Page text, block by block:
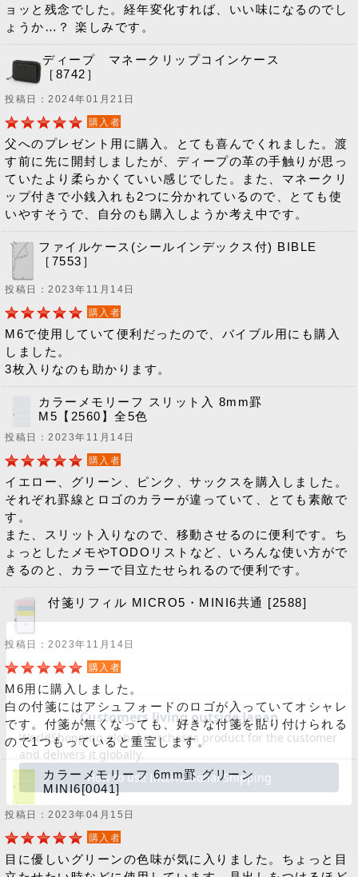
ョッと残念でした。経年変化すれば、いい味になるのでし
ょうか…？ 楽しみです。
ディープ マネークリップコインケース
［8742］
投稿日：2024年01月21日
購入者
父へのプレゼント用に購入。とても喜んでくれました。渡
す前に先に開封しましたが、ディープの革の手触りが思っ
ていたより柔らかくていい感じでした。また、マネークリ
ップ付きで小銭入れも2つに分かれているので、とても使
いやすそうで、自分のも購入しようか考え中です。
ファイルケース(シールインデックス付) BIBLE
［7553］
投稿日：2023年11月14日
購入者
M6で使用していて便利だったので、バイブル用にも購入
しました。
3枚入りなのも助かります。
カラーメモリーフ スリット入 8mm罫
M5【2560】全5色
投稿日：2023年11月14日
購入者
イエロー、グリーン、ピンク、サックスを購入しました。
それぞれ罫線とロゴのカラーが違っていて、とても素敵で
す。
また、スリット入りなので、移動させるのに便利です。ち
ょっとしたメモやTODOリストなど、いろんな使い方がで
きるのと、カラーで目立たせられるので便利です。
付箋リフィル MICRO5・MINI6共通 [2588]
投稿日：2023年11月14日
購入者
M6用に購入しました。
白の付箋にはアシュフォードのロゴが入っていてオシャレ
です。付箋が無くなっても、好きな付箋を貼り付けられる
ので1つもっていると重宝します。
カラーメモリーフ 6mm罫 グリーン
MINI6[0041]
投稿日：2023年04月15日
購入者
目に優しいグリーンの色味が気に入りました。ちょっと目